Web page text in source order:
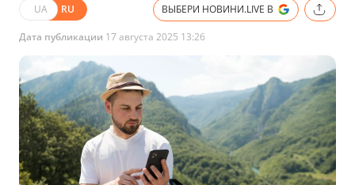
UA RU ВЫБЕРИ НОВИНИ.LIVE В
Дата публикации 17 августа 2025 13:26